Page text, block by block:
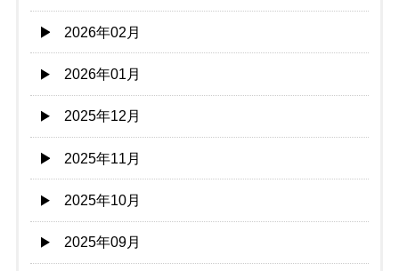
2026年02月
2026年01月
2025年12月
2025年11月
2025年10月
2025年09月